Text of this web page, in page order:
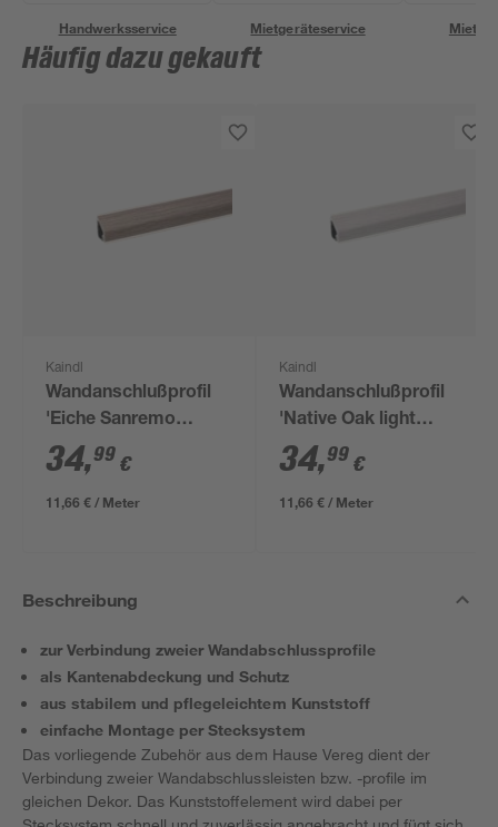
Handwerksservice Mietgeräteservice
Häufig dazu gekauft
Kaindl
Wandanschlußprofil
'Eiche Sanremo
34139' hellbraun 3000
x 16 x 28 mm
34,99 €
11,66 € / Meter
Kaindl
Wandanschlußprofil
'Native Oak light
K4410' beige 3000 x
16 x 28 mm
34,99 €
11,66 € / Meter
Beschreibung
zur Verbindung zweier Wandabschlussprofile
als Kantenabdeckung und Schutz
aus stabilem und pflegeleichtem Kunststoff
einfache Montage per Stecksystem
Das vorliegende Zubehör aus dem Hause Vereg dient der
Verbindung zweier Wandabschlussleisten bzw. -profile im
gleichen Dekor. Das Kunststoffelement wird dabei per